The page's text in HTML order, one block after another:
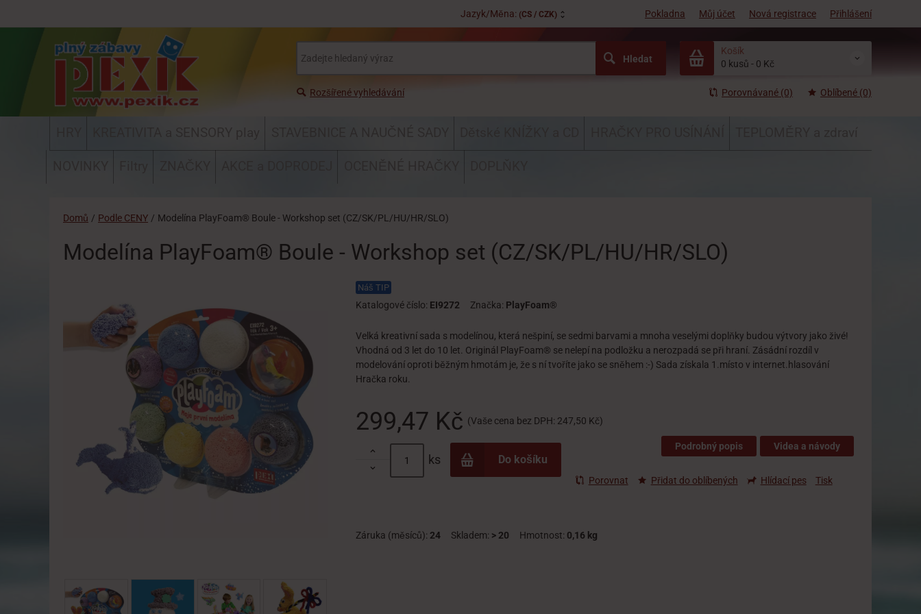
Jazyk/Měna: (CS / CZK) Pokladna Můj účet Nová registrace Přihlášení
Hledat
Košík
0 kusů - 0 Kč
Rozšířené vyhledávání Porovnávané (0) Oblíbené (0)
Domů / Podle CENY / Modelína PlayFoam® Boule - Workshop set (CZ/SK/PL/HU/HR/SLO)
Modelína PlayFoam® Boule - Workshop set (CZ/SK/PL/HU/HR/SLO)
Náš TIP
Katalogové číslo: EI9272 Značka: PlayFoam®
Velká kreativní sada s modelínou, která nešpiní, se sedmi barvami a mnoha veselými doplňky budou výtvory jako živé!
Vhodná od 3 let do 10 let. Originál PlayFoam® se nelepí na podložku a nerozpadá se při hraní. Zásádní rozdíl v
modelování oproti běžným hmotám je, že s ní tvoříte jako se sněhem :-) Sada získala 1.místo v internet.hlasování
Hračka roku.
299,47 Kč (Vaše cena bez DPH: 247,50 Kč)
Videa a návody
Podrobný popis


ks Do košíku
Porovnat Přidat do oblíbených Hlídací pes Tisk
Záruka (měsíců): 24 Skladem: > 20 Hmotnost: 0,16 kg